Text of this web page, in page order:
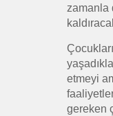
zamanla
etmeyi
gereken